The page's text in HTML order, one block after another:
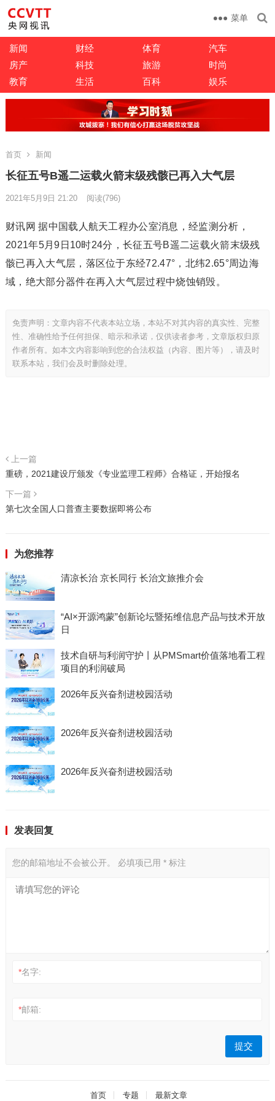
菜单
新闻 财经 体育
汽车
房产
科技 旅游
时尚
教育
生活 百科 娱乐
首页 新闻
长征五号B遥二运载火箭末级残骸已再入大气层
2021年5月9日 21:20 阅读(796)
财讯网 据中国载人航天工程办公室消息，经监测分析，
2021年5月9日10时24分，长征五号B遥二运载火箭末级残
骸已再入大气层，落区位于东经72.47°，北纬2.65°周边海
域，绝大部分器件在再入大气层过程中烧蚀销毁。
免责声明：文章内容不代表本站立场，本站不对其内容的真实性、完整
性、准确性给予任何担保、暗示和承诺，仅供读者参考，文章版权归原
作者所有。如本文内容影响到您的合法权益（内容、图片等），请及时
联系本站，我们会及时删除处理。
上一篇
重磅，2021建设厅颁发《专业监理工程师》合格证，开始报名
下一篇
第七次全国人口普查主要数据即将公布
为您推荐
清凉长治 京长同行 长治文旅推介会
“AI×开源鸿蒙”创新论坛暨拓维信息产品与技术开放
日
技术自研与利润守护丨从PMSmart价值落地看工程
项目的利润破局
2026年反兴奋剂进校园活动
2026年反兴奋剂进校园活动
2026年反兴奋剂进校园活动
发表回复
您的邮箱地址不会被公开。 必填项已用 *标注
*名字:
*邮箱:
首页 专题 最新文章